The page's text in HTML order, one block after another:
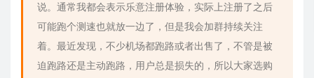
说。通常我都会表示乐意注册体验，实际上注册了之后
可能跑个测速也就放一边了，但是我会加群持续关注
着。最近发现，不少机场都跑路或者出售了，不管是被
迫跑路还是主动跑路，用户总是损失的，所以大家选购